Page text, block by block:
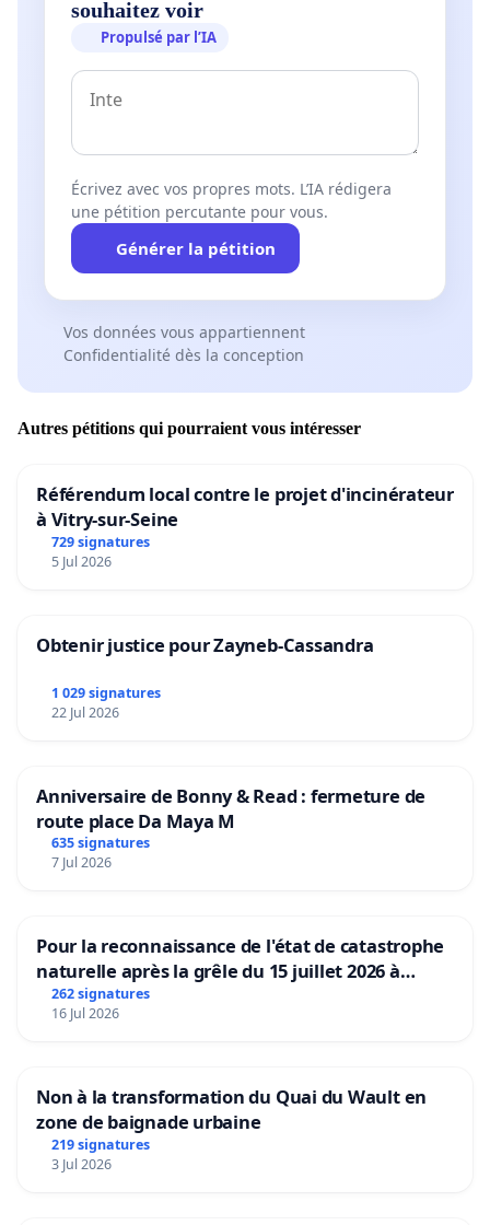
souhaitez voir
Propulsé par l’IA
Écrivez avec vos propres mots. L’IA rédigera
une pétition percutante pour vous.
Générer la pétition
Vos données vous appartiennent
Confidentialité dès la conception
Autres pétitions qui pourraient vous intéresser
Référendum local contre le projet d'incinérateur
à Vitry-sur-Seine
729 signatures
5 Jul 2026
Obtenir justice pour Zayneb-Cassandra
1 029 signatures
22 Jul 2026
Anniversaire de Bonny & Read : fermeture de
route place Da Maya M
635 signatures
7 Jul 2026
Pour la reconnaissance de l'état de catastrophe
naturelle après la grêle du 15 juillet 2026 à
Aubenas et ses alentours
262 signatures
16 Jul 2026
Non à la transformation du Quai du Wault en
zone de baignade urbaine
219 signatures
3 Jul 2026